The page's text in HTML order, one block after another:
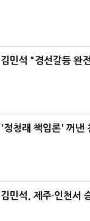
김민석 "경선갈등 완
'정청래 책임론' 꺼낸
김민석, 제주·인천서